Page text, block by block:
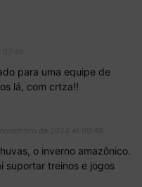
para uma equipe de
lá, com crtza!!
o inverno amazônico.
suportar treinos e jogos